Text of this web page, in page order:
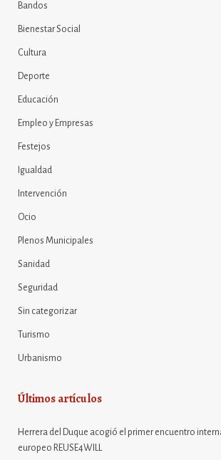
Bandos
Bienestar Social
Cultura
Deporte
Educación
Empleo y Empresas
Festejos
Igualdad
Intervención
Ocio
Plenos Municipales
Sanidad
Seguridad
Sin categorizar
Turismo
Urbanismo
Últimos artículos
Herrera del Duque acogió el primer encuentro
europeo REUSE4WILL